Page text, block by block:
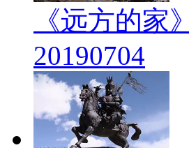
《远方的家
20190704